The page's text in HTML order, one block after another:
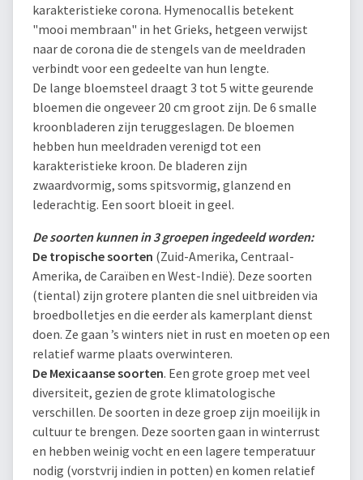
karakteristieke corona. Hymenocallis betekent
"mooi membraan" in het Grieks, hetgeen verwijst
naar de corona die de stengels van de meeldraden
verbindt voor een gedeelte van hun lengte.
De lange bloemsteel draagt 3 tot 5 witte geurende
bloemen die ongeveer 20 cm groot zijn. De 6 smalle
kroonbladeren zijn teruggeslagen. De bloemen
hebben hun meeldraden verenigd tot een
karakteristieke kroon. De bladeren zijn
zwaardvormig, soms spitsvormig, glanzend en
lederachtig. Een soort bloeit in geel.
De soorten kunnen in 3 groepen ingedeeld worden:
De tropische soorten (Zuid-Amerika, Centraal-
Amerika, de Caraïben en West-Indië). Deze soorten
(tiental) zijn grotere planten die snel uitbreiden via
broedbolletjes en die eerder als kamerplant dienst
doen. Ze gaan ’s winters niet in rust en moeten op een
relatief warme plaats overwinteren.
De Mexicaanse soorten. Een grote groep met veel
diversiteit, gezien de grote klimatologische
verschillen. De soorten in deze groep zijn moeilijk in
cultuur te brengen. Deze soorten gaan in winterrust
en hebben weinig vocht en een lagere temperatuur
nodig (vorstvrij indien in potten) en komen relatief